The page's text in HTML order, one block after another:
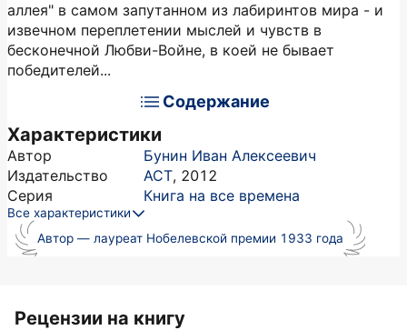
аллея" в самом запутанном из лабиринтов мира - и
извечном переплетении мыслей и чувств в
бесконечной Любви-Войне, в коей не бывает
победителей...
Содержание
Характеристики
Автор
Бунин Иван Алексеевич
Издательство
АСТ, 2012
Серия
Книга на все времена
Все характеристики
Автор — лауреат Нобелевской премии 1933 года
Рецензии на книгу